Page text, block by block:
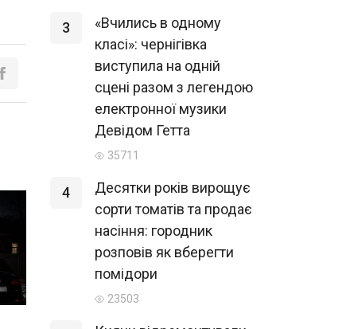
3
«Вчились в одному
класі»: чернігівка
виступила на одній
сцені разом з легендою
електронної музики
Девідом Гетта
35711
4
Десятки років вирощує
сорти томатів та продає
насіння: городник
розповів як вберегти
помідори
23503